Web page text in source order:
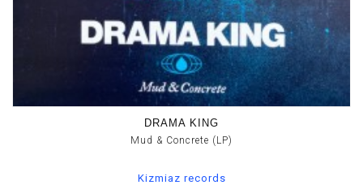
DRAMA KING
Mud & Concrete (LP)
Kizmiaz records